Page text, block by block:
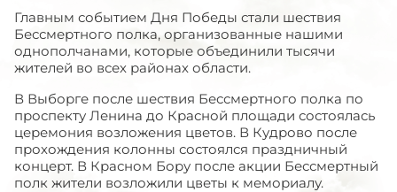
Главным событием Дня Победы стали шествия
Бессмертного полка, организованные нашими
однополчанами, которые объединили тысячи
жителей во всех районах области.
В Выборге после шествия Бессмертного полка по
проспекту Ленина до Красной площади состоялась
церемония возложения цветов. В Кудрово после
прохождения колонны состоялся праздничный
концерт. В Красном Бору после акции Бессмертный
полк жители возложили цветы к мемориалу.